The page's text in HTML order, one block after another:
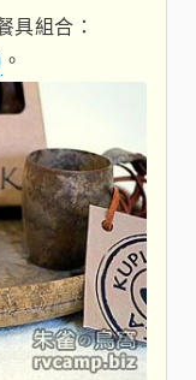
具組合：
。